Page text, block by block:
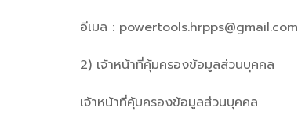
อีเมล : powertools.hrpps@gmail.com
2) เจ้าหน้าที่คุ้มครองข้อมูลส่วนบุคคล
เจ้าหน้าที่คุ้มครองข้อมูลส่วนบุคคล